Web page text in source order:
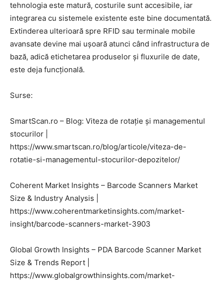
tehnologia este matură, costurile sunt accesibile, iar
integrarea cu sistemele existente este bine documentată.
Extinderea ulterioară spre RFID sau terminale mobile
avansate devine mai ușoară atunci când infrastructura de
bază, adică etichetarea produselor și fluxurile de date,
este deja funcțională.
Surse:
SmartScan.ro – Blog: Viteza de rotație și managementul
stocurilor |
https://www.smartscan.ro/blog/articole/viteza-de-
rotatie-si-managementul-stocurilor-depozitelor/
Coherent Market Insights – Barcode Scanners Market
Size & Industry Analysis |
https://www.coherentmarketinsights.com/market-
insight/barcode-scanners-market-3903
Global Growth Insights – PDA Barcode Scanner Market
Size & Trends Report |
https://www.globalgrowthinsights.com/market-